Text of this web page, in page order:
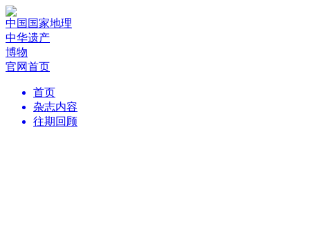
中国国家地理
中华遗产
博物
官网首页
首页
杂志内容
往期回顾